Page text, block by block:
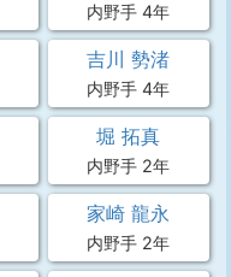
内野手 4年
吉川 勢渚
内野手 4年
堀 拓真
内野手 2年
家崎 龍永
内野手 2年